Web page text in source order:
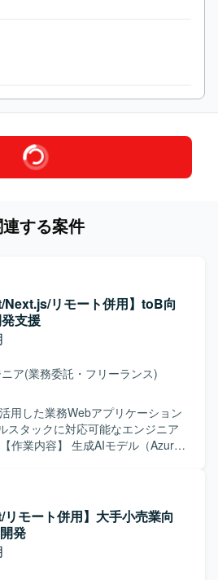
する案件
Next.js/リモート併用】toB向
支援
ア(業務委託・フリーランス)
用した業務Webアプリケーション
スタックに対応可能なエンジニア
のプリセットプロンプトを備えた
対して、お客様の業務特性に合わ
張を行っていただきます。 お客
アプリケーションと自社独自開発
行い、業務ニーズに即したソリュ
だきます。 要件調整や技術スタッ
モート併用】大手小売業向
発